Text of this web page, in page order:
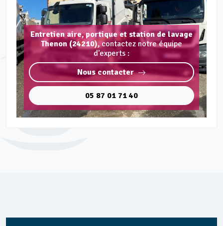
Entretien aire, portique et station de lavage
Thenon (24210),contactez notre équipe
d'experts :
Nous contacter
05 87 01 71 40